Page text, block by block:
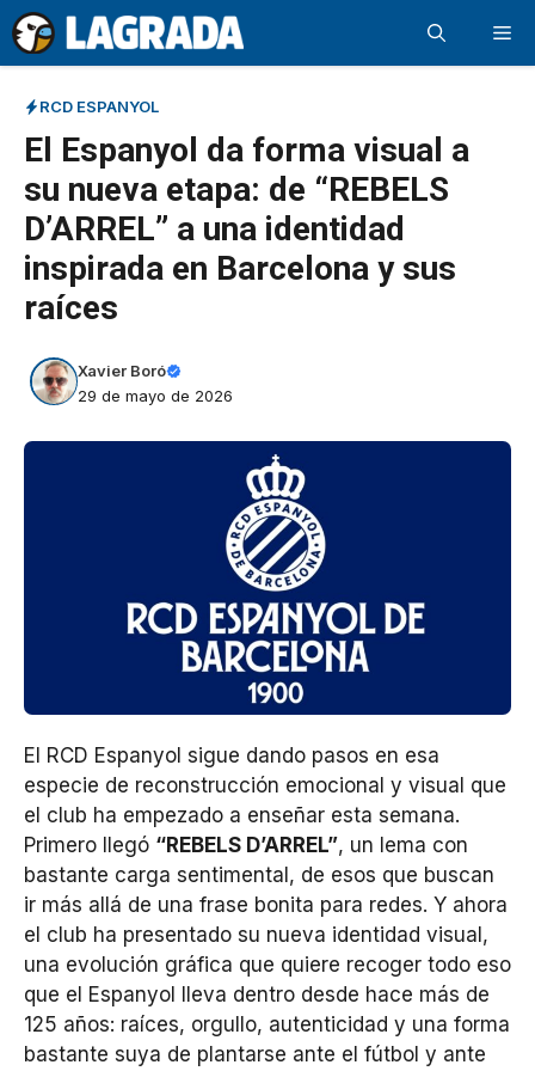
Saltar
al
contenido
RCD ESPANYOL
El Espanyol da forma visual a
su nueva etapa: de “REBELS
D’ARREL” a una identidad
inspirada en Barcelona y sus
raíces
Xavier Boró
29 de mayo de 2026
El RCD Espanyol sigue dando pasos en esa
especie de reconstrucción emocional y visual que
el club ha empezado a enseñar esta semana.
Primero llegó “REBELS D’ARREL”, un lema con
bastante carga sentimental, de esos que buscan
ir más allá de una frase bonita para redes. Y ahora
el club ha presentado su nueva identidad visual,
una evolución gráfica que quiere recoger todo eso
que el Espanyol lleva dentro desde hace más de
125 años: raíces, orgullo, autenticidad y una forma
bastante suya de plantarse ante el fútbol y ante